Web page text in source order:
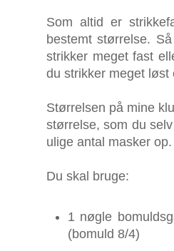
Som altid er
bestemt størrelse.
strikker meget fast
du strikker meget løst
Størrelsen på mine
størrelse, som du
ulige antal masker op.
Du skal bruge:
1 nøgle
(bomuld 8/4)